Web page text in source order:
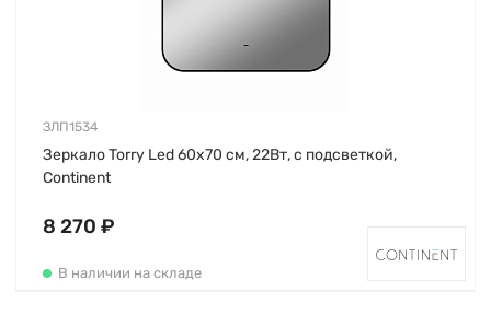
ЗЛП1534
Зеркало Torry Led 60х70 см, 22Вт, с подсветкой,
Continent
8 270 ₽
В наличии на складе